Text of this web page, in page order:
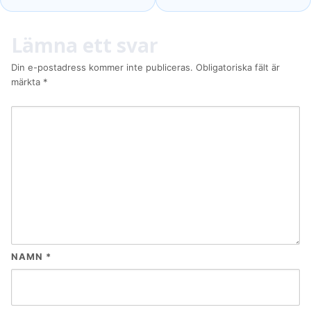
Lämna ett svar
Din e-postadress kommer inte publiceras. Obligatoriska fält är
märkta *
NAMN *